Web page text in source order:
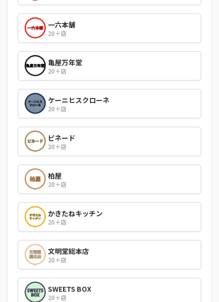
一六本舗
20＋店
亀屋万年堂
20＋店
ケーニヒスクローネ
20＋店
ピネード
20＋店
柏屋
20＋店
かきたねキッチン
20＋店
文明堂総本店
20＋店
SWEETS BOX
20＋店